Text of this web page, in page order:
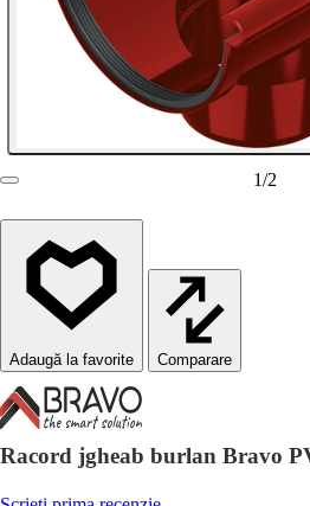
1/2
Comparare
Racord jgheab burlan Bravo